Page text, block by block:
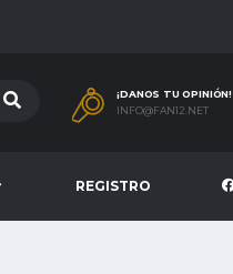
¡DANOS TU OPINIÓN!
INFO@FAN12.NET
REGISTRO